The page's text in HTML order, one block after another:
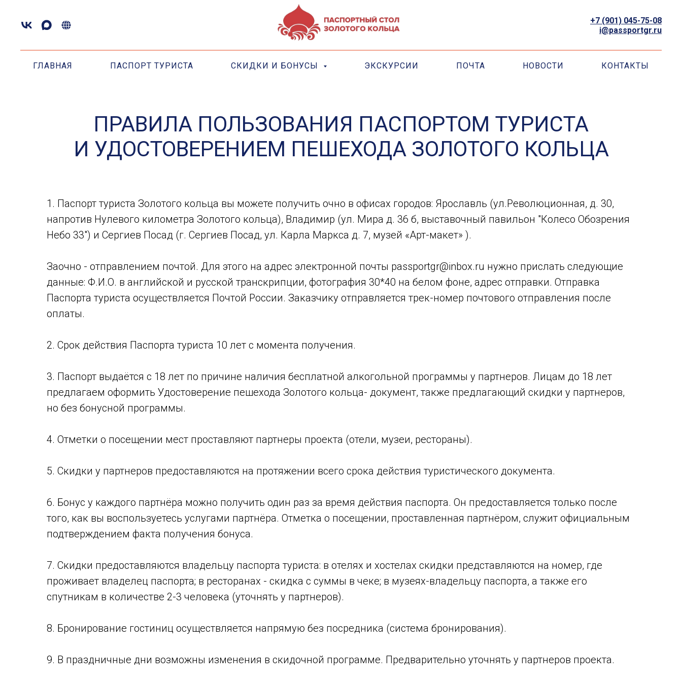
+7 (901) 045-75-08
i@passportgr.ru
ГЛАВНАЯ ПАСПОРТ ТУРИСТА СКИДКИ И БОНУСЫ ЭКСКУРСИИ ПОЧТА НОВОСТИ КОНТАКТЫ
ПРАВИЛА ПОЛЬЗОВАНИЯ ПАСПОРТОМ ТУРИСТА
И УДОСТОВЕРЕНИЕМ ПЕШЕХОДА ЗОЛОТОГО КОЛЬЦА
1. Паспорт туриста Золотого кольца вы можете получить очно в офисах городов: Ярославль (ул.Революционная, д. 30,
напротив Нулевого километра Золотого кольца), Владимир (ул. Мира д. 36 б, выставочный павильон "Колесо Обозрения
Небо 33") и Сергиев Посад (г. Сергиев Посад, ул. Карла Маркса д. 7, музей «Арт-макет» ).
Заочно - отправлением почтой. Для этого на адрес электронной почты passportgr@inbox.ru нужно прислать следующие
данные: Ф.И.О. в английской и русской транскрипции, фотография 30*40 на белом фоне, адрес отправки. Отправка
Паспорта туриста осуществляется Почтой России. Заказчику отправляется трек-номер почтового отправления после
оплаты.
2. Срок действия Паспорта туриста 10 лет с момента получения.
3. Паспорт выдаётся с 18 лет по причине наличия бесплатной алкогольной программы у партнеров. Лицам до 18 лет
предлагаем оформить Удостоверение пешехода Золотого кольца- документ, также предлагающий скидки у партнеров,
но без бонусной программы.
4. Отметки о посещении мест проставляют партнеры проекта (отели, музеи, рестораны).
5. Скидки у партнеров предоставляются на протяжении всего срока действия туристического документа.
6. Бонус у каждого партнёра можно получить один раз за время действия паспорта. Он предоставляется только после
того, как вы воспользуетесь услугами партнёра. Отметка о посещении, проставленная партнёром, служит официальным
подтверждением факта получения бонуса.
7. Скидки предоставляются владельцу паспорта туриста: в отелях и хостелах скидки представляются на номер, где
проживает владелец паспорта; в ресторанах - скидка с суммы в чеке; в музеях-владельцу паспорта, а также его
спутникам в количестве 2-3 человека (уточнять у партнеров).
8. Бронирование гостиниц осуществляется напрямую без посредника (система бронирования).
9. В праздничные дни возможны изменения в скидочной программе. Предварительно уточнять у партнеров проекта.